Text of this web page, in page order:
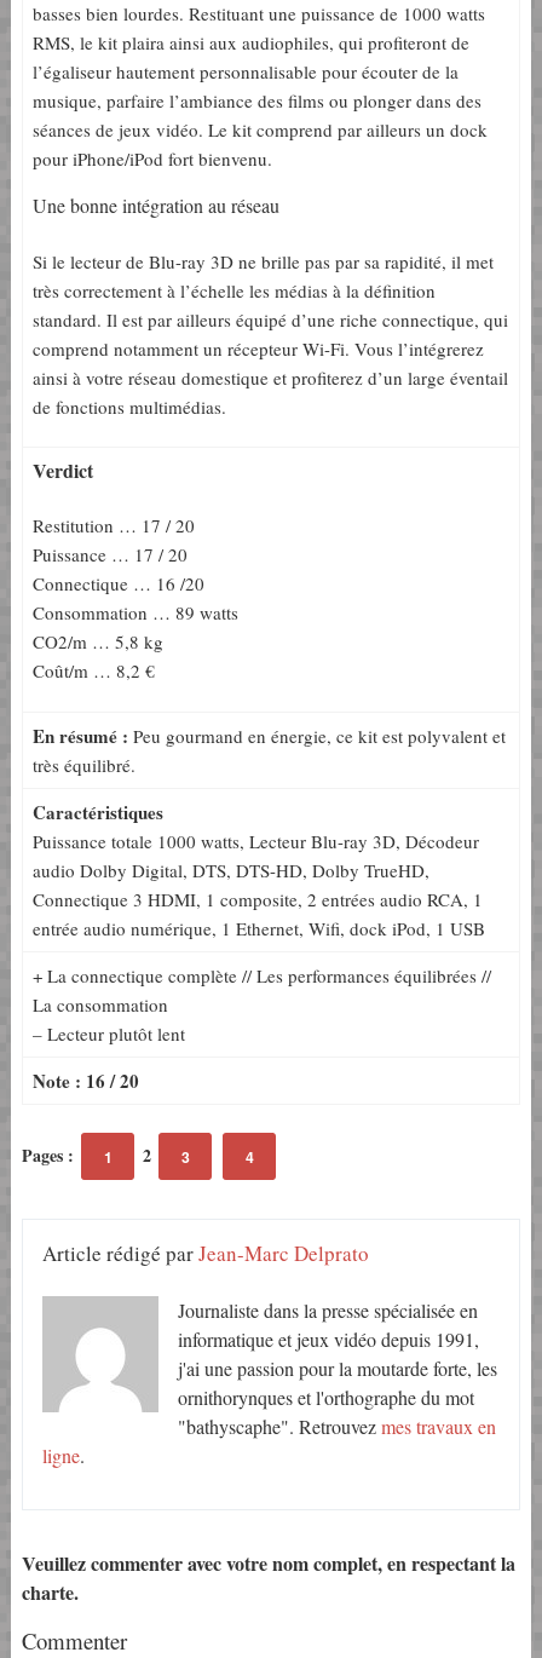
basses bien lourdes. Restituant une puissance de 1000 watts
RMS, le kit plaira ainsi aux audiophiles, qui profiteront de
l’égaliseur hautement personnalisable pour écouter de la
musique, parfaire l’ambiance des films ou plonger dans des
séances de jeux vidéo. Le kit comprend par ailleurs un dock
pour iPhone/iPod fort bienvenu.
Une bonne intégration au réseau
Si le lecteur de Blu-ray 3D ne brille pas par sa rapidité, il met
très correctement à l’échelle les médias à la définition
standard. Il est par ailleurs équipé d’une riche connectique, qui
comprend notamment un récepteur Wi-Fi. Vous l’intégrerez
ainsi à votre réseau domestique et profiterez d’un large éventail
de fonctions multimédias.
Verdict
Restitution … 17 / 20
Puissance … 17 / 20
Connectique … 16 /20
Consommation … 89 watts
CO2/m … 5,8 kg
Coût/m … 8,2 €
En résumé : Peu gourmand en énergie, ce kit est polyvalent et
très équilibré.
Caractéristiques
Puissance totale 1000 watts, Lecteur Blu-ray 3D, Décodeur
audio Dolby Digital, DTS, DTS-HD, Dolby TrueHD,
Connectique 3 HDMI, 1 composite, 2 entrées audio RCA, 1
entrée audio numérique, 1 Ethernet, Wifi, dock iPod, 1 USB
+ La connectique complète // Les performances équilibrées //
La consommation
– Lecteur plutôt lent
Note : 16 / 20
Pages : 1 2 3 4
Article rédigé parJean-Marc Delprato
Journaliste dans la presse spécialisée en
informatique et jeux vidéo depuis 1991,
j'ai une passion pour la moutarde forte, les
ornithorynques et l'orthographe du mot
"bathyscaphe". Retrouvezmes travaux en
ligne.
Veuillez commenter avec votre nom complet, en respectant la
charte.
Commenter